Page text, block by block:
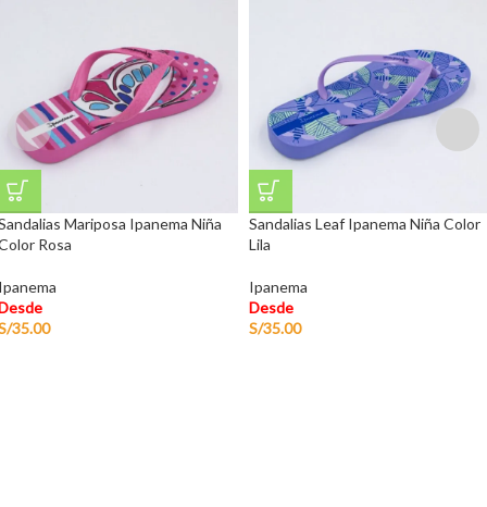
Mariposa Ipanema Niña
Rosa
35.00
Sandalias Leaf Ipanema Niña Color
Lila
Ipanema
Desde
S/35.00